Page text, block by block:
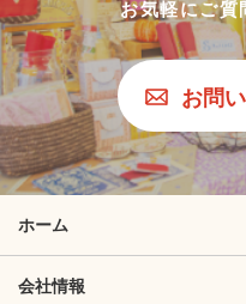
お気軽にご質
お問
ホーム
会社情報